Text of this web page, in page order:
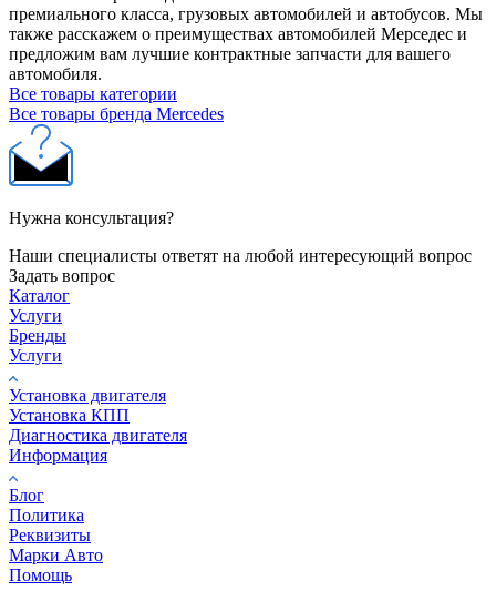
премиального класса, грузовых автомобилей и автобусов. Мы
также расскажем о преимуществах автомобилей Мерседес и
предложим вам лучшие контрактные запчасти для вашего
автомобиля.
Все товары категории
Все товары бренда Mercedes
Нужна консультация?
Наши специалисты ответят на любой интересующий вопрос
Задать вопрос
Каталог
Услуги
Бренды
Услуги
Установка двигателя
Установка КПП
Диагностика двигателя
Информация
Блог
Политика
Реквизиты
Марки Авто
Помощь